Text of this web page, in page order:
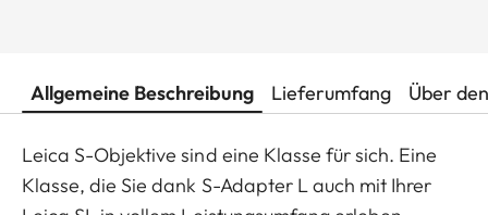
Allgemeine Beschreibung Lieferumfang Über
Leica S-Objektive sind eine Klasse für sich. Eine
Klasse, die Sie dank S-Adapter L auch mit Ihrer